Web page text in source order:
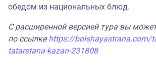
обедом из национальных блюд.
С расширенной версией тура вы
по ссылкеhttps://bolshayastrana.com/
tatarstana-kazan-231808